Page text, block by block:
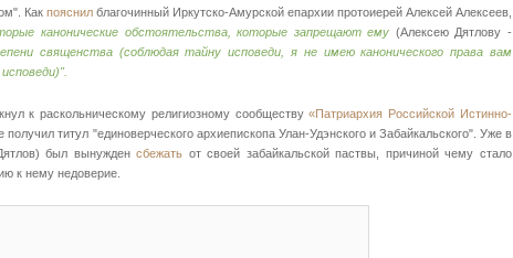
Как пояснил благочинный Иркутско-Амурской епархии протоиерей Алексей Алексеев,
канонические обстоятельства, которые запрещают ему (Алексею Дятлову -
священства (соблюдая тайну исповеди, я не имею канонического права вам
к раскольническому религиозному сообществу«Патриархия Российской Истинно-
получил титул "единоверческого архиепископа Улан-Удэнского и Забайкальского". Уже в
был вынужденсбежать от своей забайкальской паствы, причиной чему стало
к нему недоверие.